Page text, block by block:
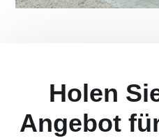
Holen
Angebot